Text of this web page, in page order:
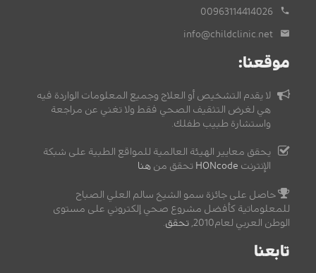
00963114414026
info@childclinic.net
موقعنا:
لا يقدم التشخيص أو العلاج وجميع المعلومات الواردة فيه
هي لغرض التثقيف الصحي فقط ولا تغني عن مراجعة
واستشارة طبيب طفلك.
يحقق معايير الهيئة العالمية للمواقع الطبية على شبكة
الإنترنت HONcode تحقق من هنا
حاصل على جائزة سمو الشيخ سالم العلي الصباح
للمعلوماتية كأفضل مشروع صحي إلكتروني على مستوى
الوطن العربي لعام2010,
تحقق
تابعنا